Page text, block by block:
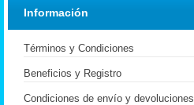
Información
Términos y Condiciones
Beneficios y Registro
Condiciones de envío y devoluciones